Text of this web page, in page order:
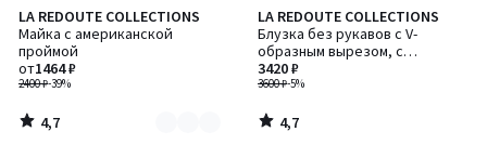
LA REDOUTE COLLECTIONS
Майка с американской
проймой
2400 ₽-39%
от1464 ₽
4,7
/ 5
Количество
цветов:
3
4,7
/
LA REDOUTE COLLECTIONS
Блузка без рукавов с V-
образным вырезом, с
вышивкой
3600 ₽-5%
3420 ₽
4,7
/ 5
4,7
/